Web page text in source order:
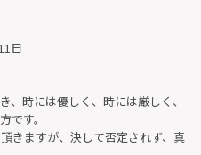
日
、時には優しく、時には厳しく、
です。
きますが、決して否定されず、真